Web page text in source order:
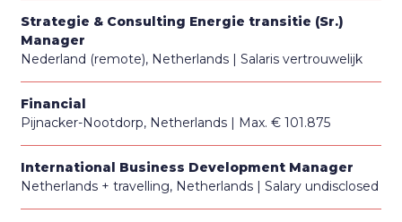
Strategie & Consulting Energie transitie (Sr.)
Manager
Nederland (remote), Netherlands
Salaris vertrouwelijk
Financial
Pijnacker-Nootdorp, Netherlands
Max. € 101.875
International Business Development Manager
Netherlands + travelling, Netherlands
Salary undisclosed